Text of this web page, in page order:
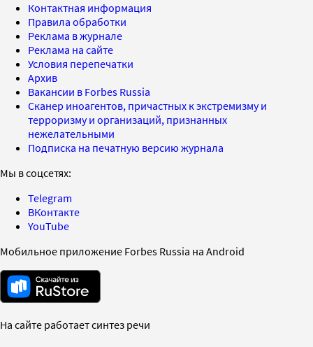
Контактная информация
Правила обработки
Реклама в журнале
Реклама на сайте
Условия перепечатки
Архив
Вакансии в Forbes Russia
Сканер иноагентов, причастных к экстремизму и
терроризму и организаций, признанных
нежелательными
Подписка на печатную версию журнала
Мы в соцсетях:
Telegram
ВКонтакте
YouTube
Мобильное приложение Forbes Russia на Android
На сайте работает синтез речи